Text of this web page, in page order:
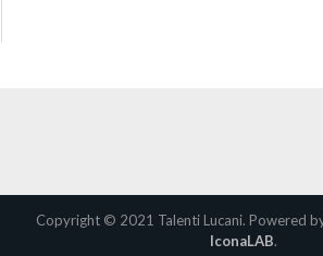
Copyright © 2021 Talenti Lucani. Powered
IconaLAB.